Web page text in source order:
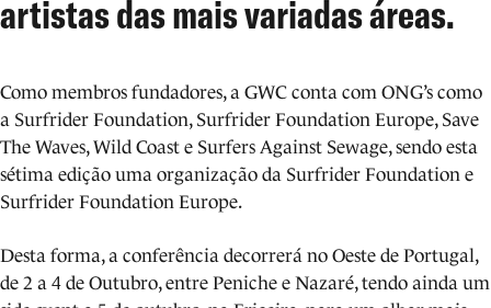
artistas das mais variadas áreas.
Como membros fundadores, a GWC conta com ONG’s como
a Surfrider Foundation, Surfrider Foundation Europe, Save
The Waves, Wild Coast e Surfers Against Sewage, sendo esta
sétima edição uma organização da Surfrider Foundation e
Surfrider Foundation Europe.
Desta forma, a conferência decorrerá no Oeste de Portugal,
de 2 a 4 de Outubro, entre Peniche e Nazaré, tendo ainda um